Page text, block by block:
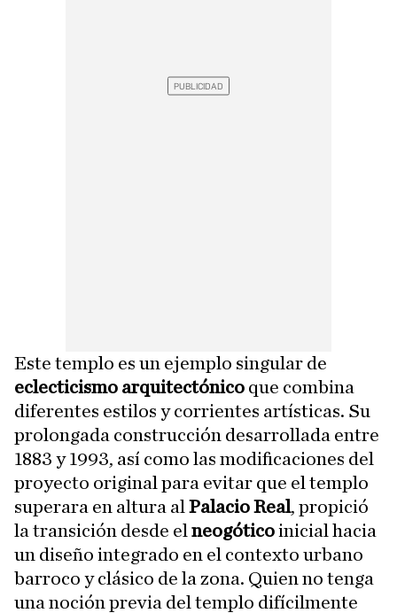
Este templo es un ejemplo singular de
eclecticismo arquitectónico que combina
diferentes estilos y corrientes artísticas. Su
prolongada construcción desarrollada entre
1883 y 1993, así como las modificaciones del
proyecto original para evitar que el templo
superara en altura al Palacio Real, propició
la transición desde el neogóticoinicial hacia
un diseño integrado en el contexto urbano
barroco y clásico de la zona. Quien no tenga
una noción previa del templo difícilmente